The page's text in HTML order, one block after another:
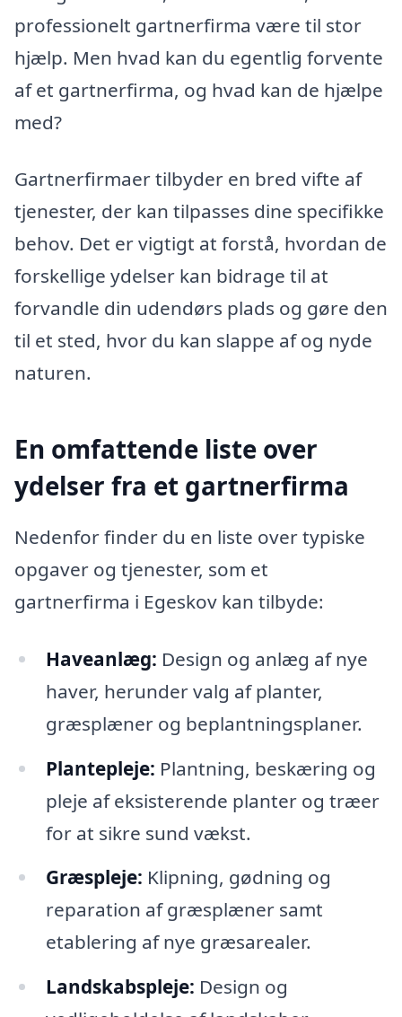
professionelt gartnerfirma være til stor
hjælp. Men hvad kan du egentlig forvente
af et gartnerfirma, og hvad kan de hjælpe
med?
Gartnerfirmaer tilbyder en bred vifte af
tjenester, der kan tilpasses dine specifikke
behov. Det er vigtigt at forstå, hvordan de
forskellige ydelser kan bidrage til at
forvandle din udendørs plads og gøre den
til et sted, hvor du kan slappe af og nyde
naturen.
En omfattende liste over
ydelser fra et gartnerfirma
Nedenfor finder du en liste over typiske
opgaver og tjenester, som et
gartnerfirma i Egeskov kan tilbyde:
Haveanlæg: Design og anlæg af nye
haver, herunder valg af planter,
græsplæner og beplantningsplaner.
Plantepleje: Plantning, beskæring og
pleje af eksisterende planter og træer
for at sikre sund vækst.
Græspleje: Klipning, gødning og
reparation af græsplæner samt
etablering af nye græsarealer.
Landskabspleje: Design og